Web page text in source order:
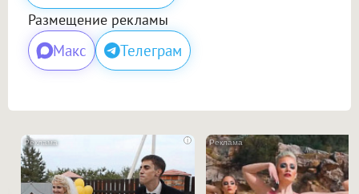
Размещение рекламы
Макс Телеграм
i